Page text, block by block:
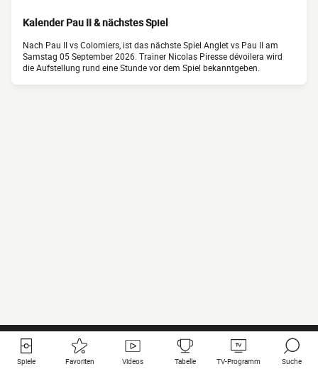
Kalender Pau II & nächstes Spiel
Nach Pau II vs Colomiers, ist das nächste Spiel Anglet vs Pau II am
Samstag 05 September 2026. Trainer Nicolas Piresse dévoilera wird
die Aufstellung rund eine Stunde vor dem Spiel bekanntgeben.
Spiele Favoriten Videos Tabelle TV-Programm Suche